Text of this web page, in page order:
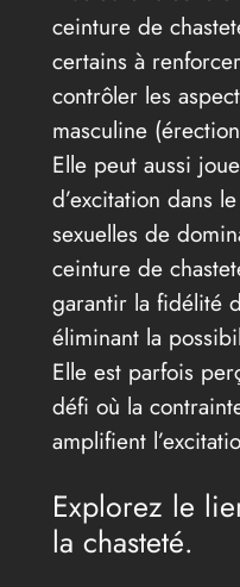
ceinture de
certains à
contrôler les
masculine
Elle peut aussi
d’excitation dans
sexuelles de
ceinture de
garantir la fidélité
éliminant la
Elle est parfois
défi où la
amplifient
Explorez le
la chasteté.